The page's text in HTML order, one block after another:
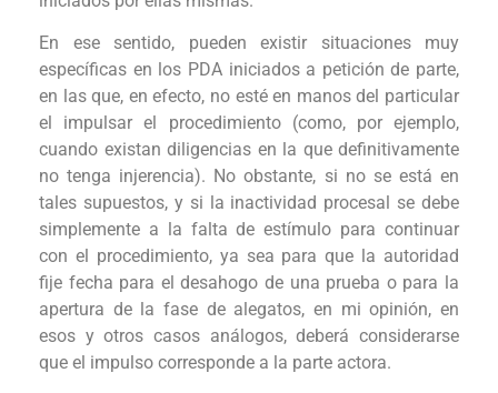
En ese sentido, pueden existir situaciones muy
específicas en los PDA iniciados a petición de parte,
en las que, en efecto, no esté en manos del particular
el impulsar el procedimiento (como, por ejemplo,
cuando existan diligencias en la que definitivamente
no tenga injerencia). No obstante, si no se está en
tales supuestos, y si la inactividad procesal se debe
simplemente a la falta de estímulo para continuar
con el procedimiento, ya sea para que la autoridad
fije fecha para el desahogo de una prueba o para la
apertura de la fase de alegatos, en mi opinión, en
esos y otros casos análogos, deberá considerarse
que el impulso corresponde a la parte actora.